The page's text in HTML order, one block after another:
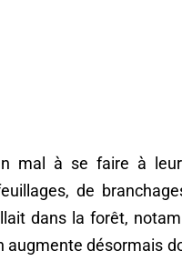
mal à se faire à
de
dans la forêt,
augmente désormais